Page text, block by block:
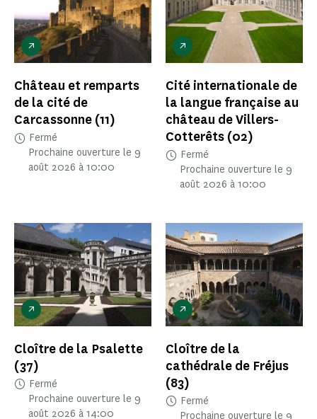
Château et remparts
de la cité de
Carcassonne (11)
Fermé
Prochaine ouverture le 9
août 2026 à 10:00
Cité internationale de
la langue française au
château de Villers-
Cotterêts (02)
Fermé
Prochaine ouverture le 9
août 2026 à 10:00
Cloître de la Psalette
(37)
Fermé
Prochaine ouverture le 9
août 2026 à 14:00
Cloître de la
cathédrale de Fréjus
(83)
Fermé
Prochaine ouverture le 9